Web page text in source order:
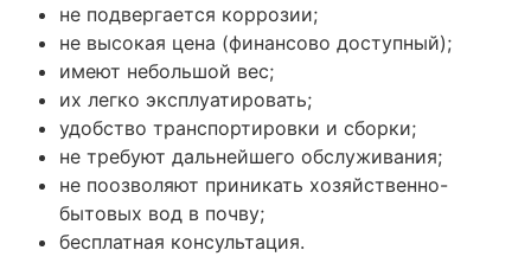
не подвергается коррозии;
не высокая цена (финансово доступный);
имеют небольшой вес;
их легко эксплуатировать;
удобство транспортировки и сборки;
не требуют дальнейшего обслуживания;
не поозволяют приникать хозяйственно-
бытовых вод в почву;
бесплатная консультация.